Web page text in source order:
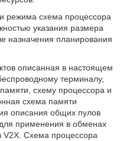
режима схема процессора
указания размера
назначения планирования
описанная в настоящем
терминалу,
схему процессора и
схема памяти
описания общих пулов
применения в обменах
Схема процессора